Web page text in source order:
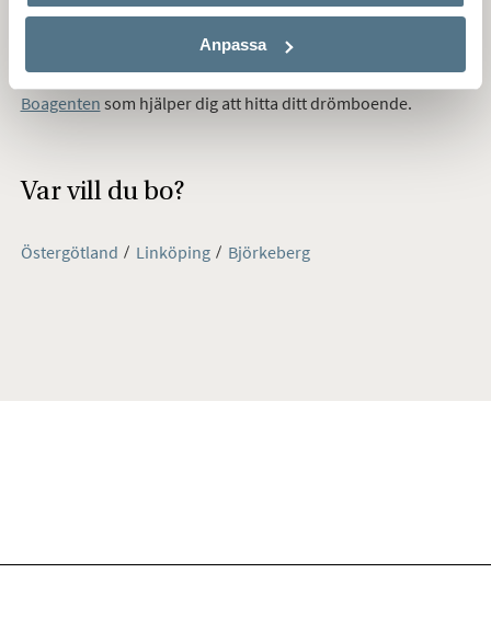
Anpassa
Vill du köpa,
Linköping? Kontakta Bjurforsmäklare i Linköping
också på att anmäla dig till vår kostnadsfria söktjänst
Boagenten som hjälper dig att hitta ditt drömboende.
Var vill du bo?
Östergötland Linköping Björkeberg